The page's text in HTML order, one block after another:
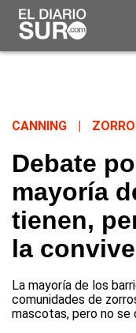
CANNING
Debate
mayoría
tienen,
la
La mayoría de los
comunidades de
mascotas, pero no se